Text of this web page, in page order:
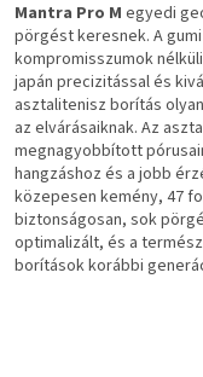
Mantra Pro M egyedi
pörgést keresnek. A
kompromisszumok
japán precizitással és
asztalitenisz borítás
az elvárásaiknak. Az
megnagyobbított
hangzáshoz és a jobb
közepesen kemény, 47
biztonságosan, sok
optimalizált, és a
borítások korábbi